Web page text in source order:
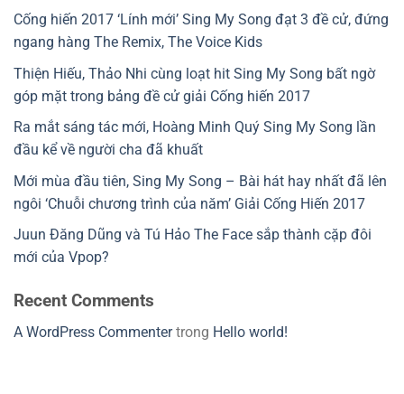
Cống hiến 2017 ‘Lính mới’ Sing My Song đạt 3 đề cử, đứng
ngang hàng The Remix, The Voice Kids
Thiện Hiếu, Thảo Nhi cùng loạt hit Sing My Song bất ngờ
góp mặt trong bảng đề cử giải Cống hiến 2017
Ra mắt sáng tác mới, Hoàng Minh Quý Sing My Song lần
đầu kể về người cha đã khuất
Mới mùa đầu tiên, Sing My Song – Bài hát hay nhất đã lên
ngôi ‘Chuỗi chương trình của năm’ Giải Cống Hiến 2017
Juun Đăng Dũng và Tú Hảo The Face sắp thành cặp đôi
mới của Vpop?
Recent Comments
A WordPress Commentertrong Hello world!